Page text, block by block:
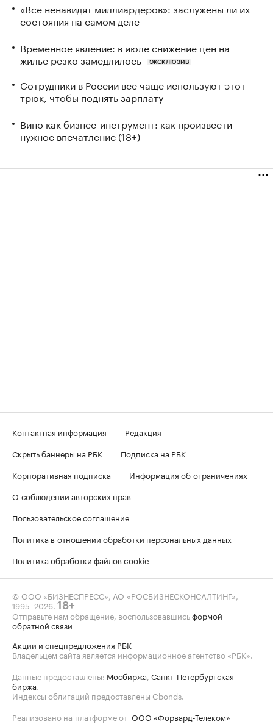
«Все ненавидят миллиардеров»: заслужены ли их
состояния на самом деле
Временное явление: в июле снижение цен на
жилье резко замедлилось
ЭКСКЛЮЗИВ
Сотрудники в России все чаще используют этот
трюк, чтобы поднять зарплату
Вино как бизнес-инструмент: как произвести
нужное впечатление (18+)
Контактная информация
Редакция
Скрыть баннеры на РБК
Подписка на РБК
Корпоративная подписка
Информация об ограничениях
О соблюдении авторских прав
Пользовательское соглашение
Политика в отношении обработки персональных данных
Политика обработки файлов cookie
© ООО «БИЗНЕСПРЕСС», АО «РОСБИЗНЕСКОНСАЛТИНГ»,
1995–2026 18+
Отправьте нам обращение, воспользовавшисьформой
обратной связи
Акции и спецпредложения РБК
Владельцем сайта является информационное агентство «РБК».
Данные предоставлены: Мосбиржа Санкт-Петербургская
биржа
Индексы облигаций предоставлены Cbonds.
Реализовано на платформе от ООО «Форвард-Телеком»